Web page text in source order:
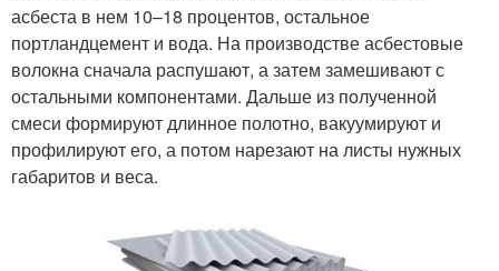
асбеста в нем 10–18 процентов, остальное
портландцемент и вода. На производстве асбестовые
волокна сначала распушают, а затем замешивают с
остальными компонентами. Дальше из полученной
смеси формируют длинное полотно, вакуумируют и
профилируют его, а потом нарезают на листы нужных
габаритов и веса.